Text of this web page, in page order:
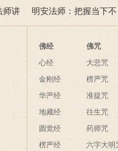
向何
若将花比人间事，花与人
间事一同。
美好姻缘，有个简单方
法
师讲
明安法师：把握当下不
后悔
佛经
心经
金刚经
华严经
地藏经
圆觉经
楞严经
佛咒
大悲咒
楞严咒
准提咒
往生咒
药师咒
六字大明